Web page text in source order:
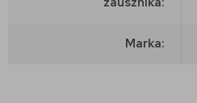
Marka: